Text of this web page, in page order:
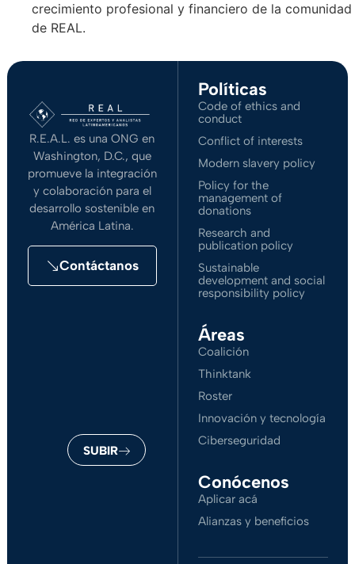
crecimiento profesional y financiero de la comunidad
de REAL.
R.E.A.L. es una ONG en
Washington, D.C., que
promueve la integración
y colaboración para el
desarrollo sostenible en
América Latina.
Contáctanos
Políticas
Code of ethics and
conduct
Conflict of interests
Modern slavery policy
Policy for the
management of
donations
Research and
publication policy
Sustainable
development and social
responsibility policy
Áreas
Coalición
Thinktank
Roster
Innovación y tecnología
Ciberseguridad
Conócenos
Aplicar acá
Alianzas y beneficios
SUBIR